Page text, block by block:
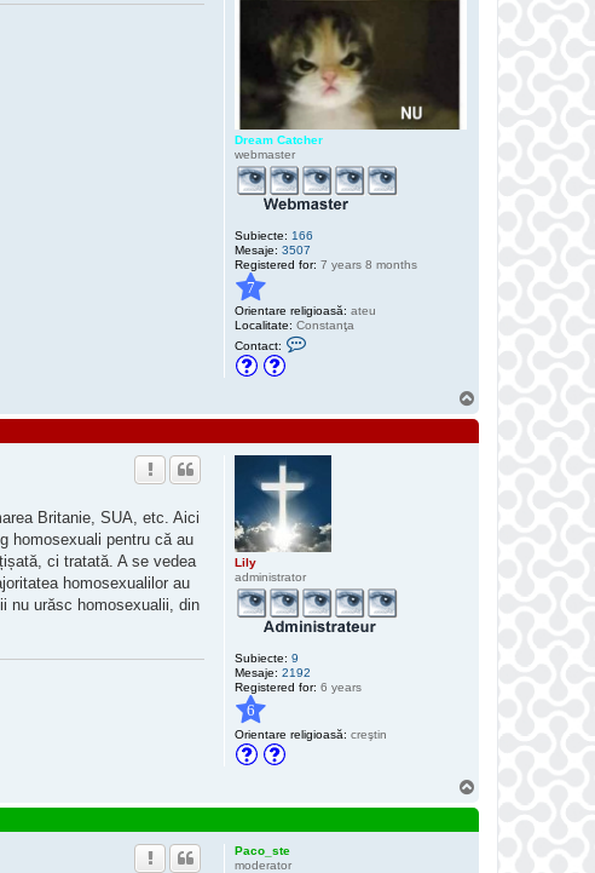
Dream Catcher
webmaster
Subiecte: 166
Mesaje: 3507
Registered for: 7 years 8 months
7
Orientare religioasă: ateu
Localitate: Constanţa
Contact:
c
e
a
e
D
r
e
m
C
a
t
e
r
u
Lily
administrator
Subiecte: 9
Mesaje: 2192
Registered for: 6 years
6
Orientare religioasă: creştin
Britanie, SUA, etc. Aici
homosexuali pentru că au
ci tratată. A se vedea
homosexualilor au
nu urăsc homosexualii, din
Paco_ste
moderator